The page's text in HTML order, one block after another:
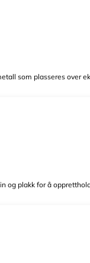
som plasseres over
og plakk for å